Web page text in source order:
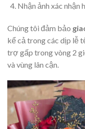
Nhận ảnh xác
Chúng tôi đảm bảo
kể cả trong các dịp lễ
trợ gấp trong vòng 2
và vùng lân cận.